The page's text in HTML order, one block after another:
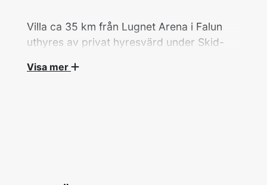
Villa ca 35 km från Lugnet Arena i Falun
uthyres av privat hyresvärd under Skid-
Visa mer